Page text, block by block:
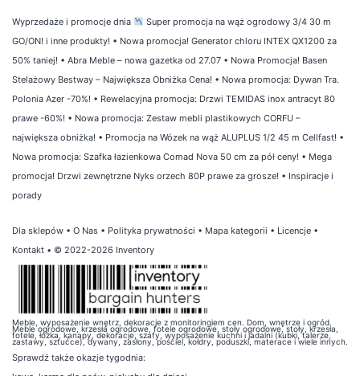
Wyprzedaże i promocje dnia
Super promocja na wąż ogrodowy 3/4 30 m
GO/ON! i inne produkty! • Nowa promocja! Generator chloru INTEX QX1200 za
50% taniej! • Abra Meble – nowa gazetka od 27.07 • Nowa Promocja! Basen
Stelażowy Bestway – Największa Obniżka Cena! • Nowa promocja: Dywan Tra.
Polonia Azer -70%! • Rewelacyjna promocja: Drzwi TEMIDAS inox antracyt 80
prawe -60%! • Nowa promocja: Zestaw mebli plastikowych CORFU –
największa obniżka! • Promocja na Wózek na wąż ALUPLUS 1/2 45 m Cellfast! •
Nowa promocja: Szafka łazienkowa Comad Nova 50 cm za pół ceny! • Mega
promocja! Drzwi zewnętrzne Nyks orzech 80P prawe za grosze! • Inspiracje i
porady
Dla sklepów • O Nas • Polityka prywatności • Mapa kategorii • Licencje •
Kontakt • © 2022-2026 Inventory
Meble, wyposażenie wnętrz, dekoracje z monitoringiem cen. Dom, wnętrze i ogród.
Meble ogrodowe, krzesła ogrodowe, fotele ogrodowe, stoły ogrodowe, stoły, krzesła,
fotele, łóżka, kanapy, dekoracje, szafy, wyposażenie kuchni i jadalni (kubki, talerze,
zastawy, sztućce), dywany, zasłony, pościel, kołdry, poduszki, materace i wiele innych.
Sprawdź także okazje tygodnia: